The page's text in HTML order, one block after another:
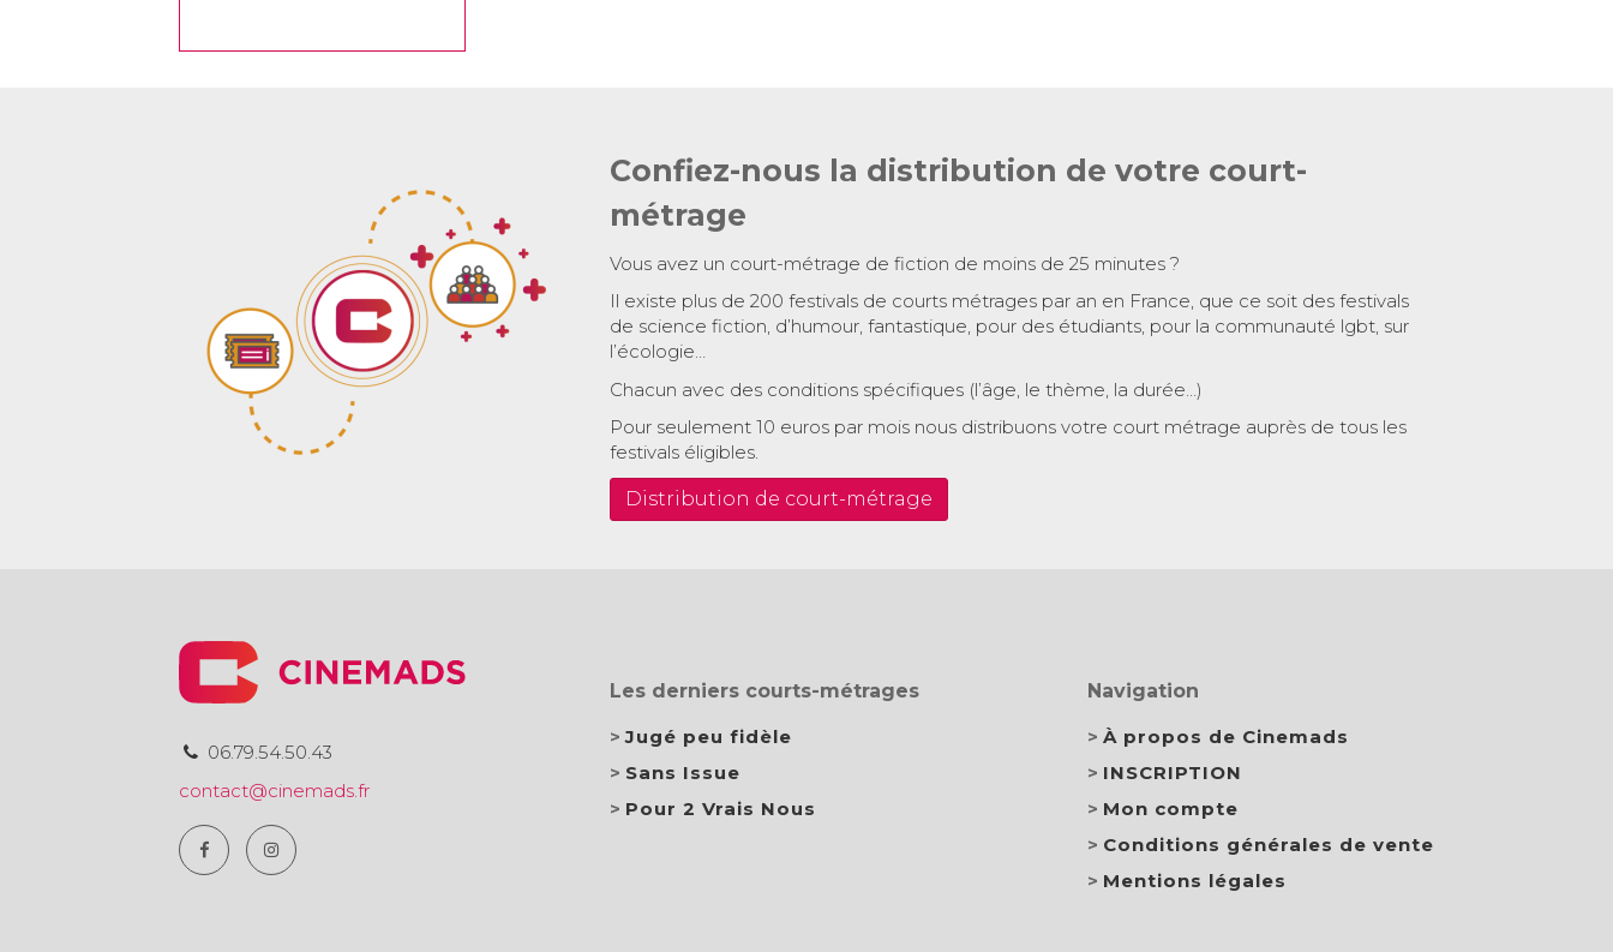
Confiez-nous la distribution de votre court-
métrage
Vous avez un court-métrage de fiction de moins de 25 minutes ?
Il existe plus de 200 festivals de courts métrages par an en France, que ce soit des festivals
de science fiction, d’humour, fantastique, pour des étudiants, pour la communauté lgbt, sur
l’écologie…
Chacun avec des conditions spécifiques (l’âge, le thème, la durée…)
Pour seulement 10 euros par mois nous distribuons votre court métrage auprès de tous les
festivals éligibles.
Distribution de court-métrage
06.79.54.50.43
contact@cinemads.fr
Les derniers courts-métrages
Jugé peu fidèle
Sans Issue
Pour 2 Vrais Nous
Navigation
À propos de Cinemads
INSCRIPTION
Mon compte
Conditions générales de vente
Mentions légales